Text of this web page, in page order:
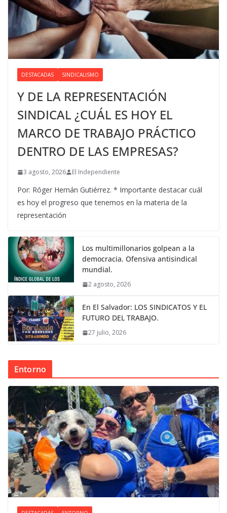
DESTACADAS SINDICALISMO
Y DE LA REPRESENTACIÓN
SINDICAL ¿CUÁL ES HOY EL
MARCO DE TRABAJO PRÁCTICO
DENTRO DE LAS EMPRESAS?
3 agosto, 2026 El Independiente
Por: Róger Hernán Gutiérrez. * Importante destacar cuál
es hoy el progreso que tenemos en la materia de la
representación
Los multimillonarios golpean a la
democracia. Ofensiva antisindical
mundial.
2 agosto, 2026
En El Salvador: LOS SINDICATOS Y EL
FUTURO DEL TRABAJO.
27 julio, 2026
Entorno